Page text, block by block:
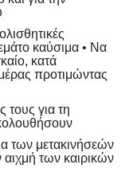
καύσιμα • Να
κατά
προτιμώντας
τους για τη
των μετακινήσεών
των καιρικών